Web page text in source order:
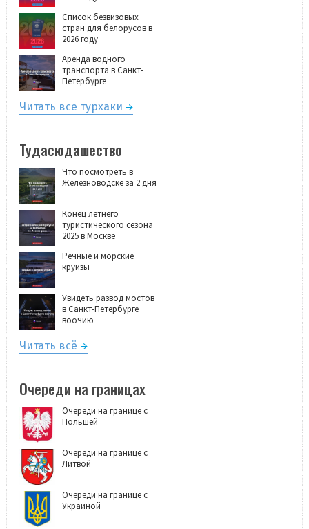
Список безвизовых
стран для белорусов в
2026 году
Аренда водного
транспорта в Санкт-
Петербурге
Читать все турхаки
Тудасюдашество
Что посмотреть в
Железноводске за 2 дня
Конец летнего
туристического сезона
2025 в Москве
Речные и морские
круизы
Увидеть развод мостов
в Санкт-Петербурге
воочию
Читать всё
Очереди на границах
Очереди на границе с
Польшей
Очереди на границе с
Литвой
Очереди на границе с
Украиной